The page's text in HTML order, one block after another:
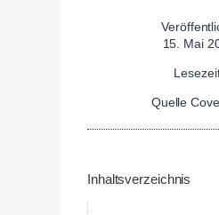
15. Mai
Quelle
Inhaltsverzeichnis